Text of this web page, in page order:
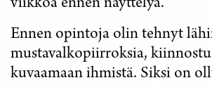
viikkoa ennen näyttelyä.
Ennen opintoja olin tehnyt
mustavalkopiirroksia,
kuvaamaan ihmistä. Siksi on